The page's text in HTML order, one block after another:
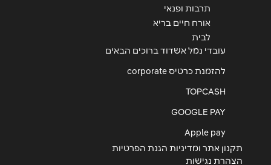
תרבות ופנאי
אורח חיים בריא
לבית
עובדי נמל אשדוד ברוכים הבאים
להזמנת כרטיס corporate
TOPCASH
GOOGLE PAY
Apple pay
תקנון אתר ומדיניות הגנת הפרטיות
הצהרת נגישות